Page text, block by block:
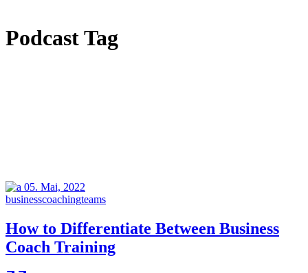
Podcast Tag
05. Mai, 2022
businesscoachingteams
How to Differentiate Between Business
Coach Training